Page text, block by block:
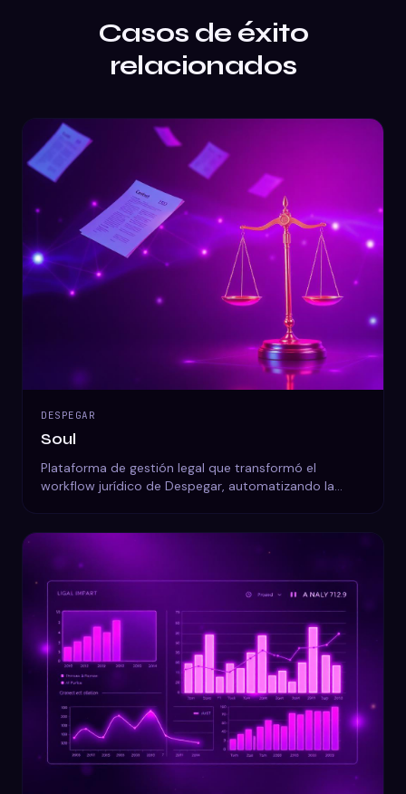
Casos de éxito
relacionados
DESPEGAR
Soul
Plataforma de gestión legal que transformó el
workflow jurídico de Despegar, automatizando la